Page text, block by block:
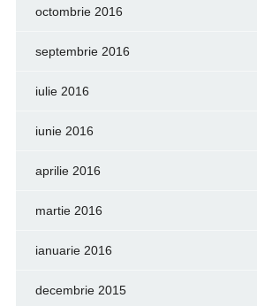
octombrie 2016
septembrie 2016
iulie 2016
iunie 2016
aprilie 2016
martie 2016
ianuarie 2016
decembrie 2015